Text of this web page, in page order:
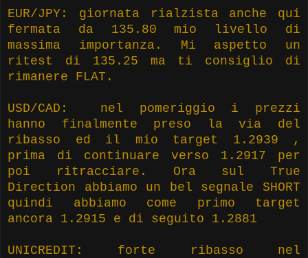
EUR/JPY: giornata rialzista anche qui
fermata da 135.80 mio livello di
massima importanza. Mi aspetto un
ritest di 135.25 ma ti consiglio di
rimanere FLAT.
USD/CAD: nel pomeriggio i prezzi
hanno finalmente preso la via del
ribasso ed il mio target 1.2939 ,
prima di continuare verso 1.2917 per
poi ritracciare. Ora sul True
Direction abbiamo un bel segnale SHORT
quindi abbiamo come primo target
ancora 1.2915 e di seguito 1.2881
UNICREDIT: forte ribasso nel